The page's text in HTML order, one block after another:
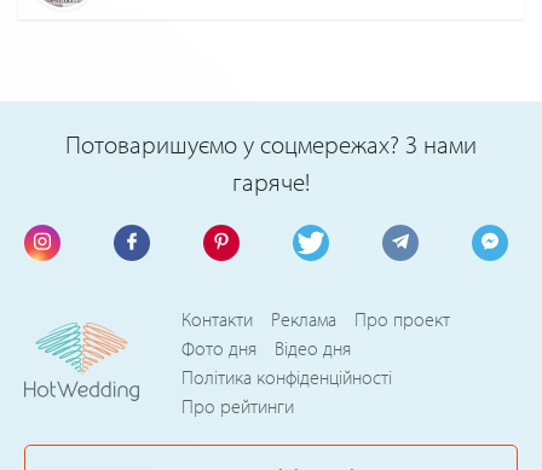
Потоваришуємо у соцмережах? З нами
гаряче!
Контакти Реклама
Про проект
Фото дня
Відео дня
Політика конфіденційності
Про рейтинги